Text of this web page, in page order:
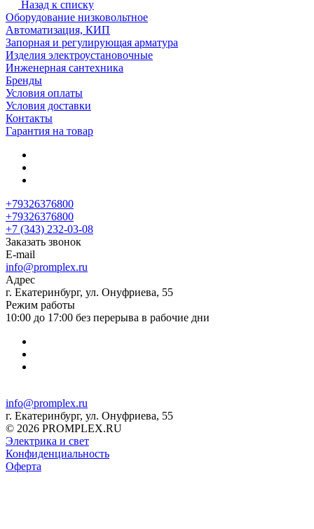
Назад к списку
Оборудование низковольтное
Автоматизация, КИП
Запорная и регулирующая арматура
Изделия электроустановочные
Инженерная сантехника
Бренды
Условия оплаты
Условия доставки
Контакты
Гарантия на товар
+79326376800
+79326376800
+7 (343) 232-03-08
Заказать звонок
E-mail
info@promplex.ru
Адрес
г. Екатеринбург, ул. Онуфриева, 55
Режим работы
10:00 до 17:00 без перерыва в рабочие дни
info@promplex.ru
г. Екатеринбург, ул. Онуфриева, 55
© 2026 PROMPLEX.RU
Электрика и свет
Конфиденциальность
Оферта